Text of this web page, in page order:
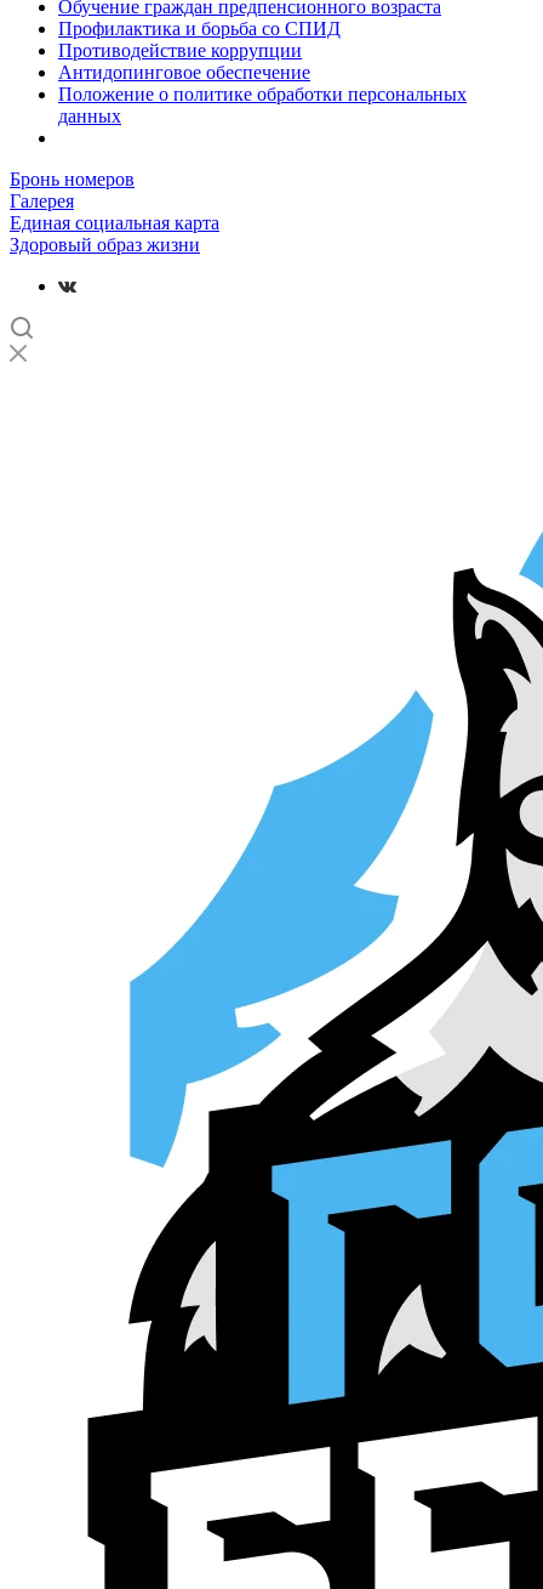
Обучение граждан предпенсионного возраста
Профилактика и борьба со СПИД
Противодействие коррупции
Антидопинговое обеспечение
Положение о политике обработки персональных
данных
Бронь номеров
Галерея
Единая социальная карта
Здоровый образ жизни